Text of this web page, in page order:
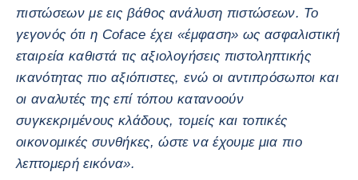
πιστώσεων με εις βάθος ανάλυση πιστώσεων. Το
γεγονός ότι η Coface έχει «έμφαση» ως ασφαλιστική
εταιρεία καθιστά τις αξιολογήσεις πιστοληπτικής
ικανότητας πιο αξιόπιστες, ενώ οι αντιπρόσωποι και
οι αναλυτές της επί τόπου κατανοούν
συγκεκριμένους κλάδους, τομείς και τοπικές
οικονομικές συνθήκες, ώστε να έχουμε μια πιο
λεπτομερή εικόνα».